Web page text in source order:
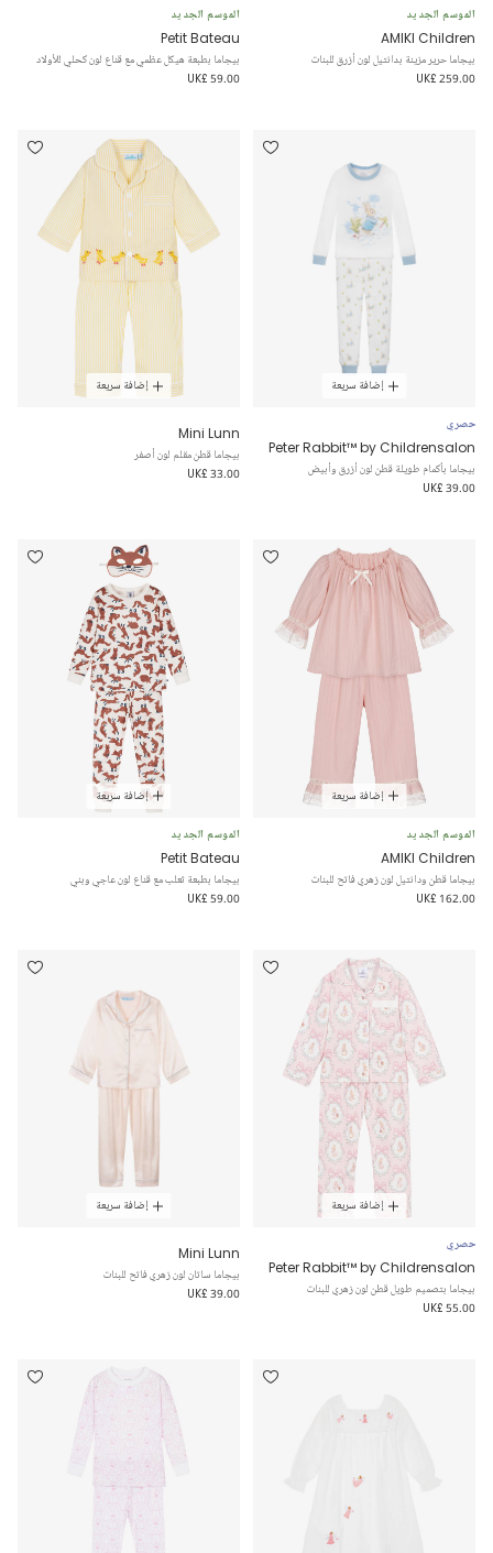
الموسم الجديد
AMIKI Children
بيجاما حرير مزينة بدانتيل لون أزرق للبنات
UK£ 259.00
الموسم الجديد
Petit Bateau
بيجاما بطبعة هيكل عظمي مع قناع لون كحلي للأولاد
UK£ 59.00
إضافة سريعة
حصري
Peter Rabbit™ by Childrensalon
بيجاما بأكمام طويلة قطن لون أزرق وأبيض
UK£ 39.00
إضافة سريعة
Mini Lunn
بيجاما قطن مقلم لون أصفر
UK£ 33.00
إضافة سريعة
الموسم الجديد
AMIKI Children
بيجاما قطن ودانتيل لون زهري فاتح للبنات
UK£ 162.00
إضافة سريعة
الموسم الجديد
Petit Bateau
بيجاما بطبعة ثعلب مع قناع لون عاجي وبني
UK£ 59.00
إضافة سريعة
حصري
Peter Rabbit™ by Childrensalon
بيجاما بتصميم طويل قطن لون زهري للبنات
UK£ 55.00
إضافة سريعة
Mini Lunn
بيجاما ساتان لون زهري فاتح للبنات
UK£ 39.00